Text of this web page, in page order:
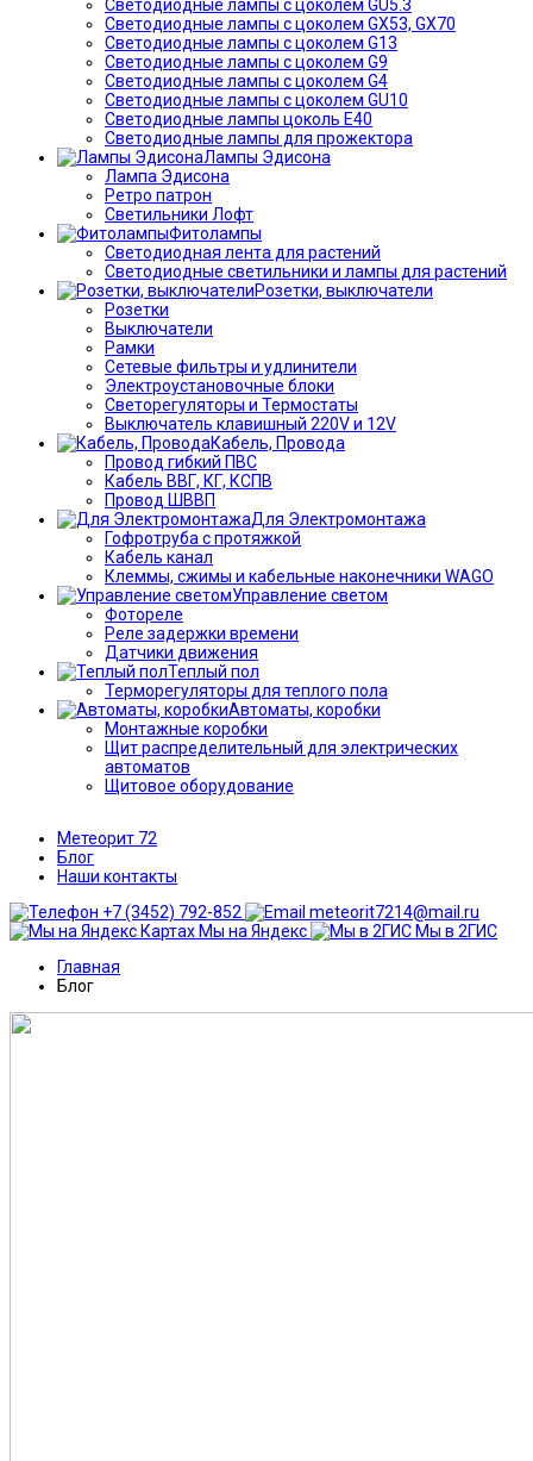
Светодиодные лампы с цоколем GU5.3
Светодиодные лампы с цоколем GX53, GX70
Светодиодные лампы с цоколем G13
Светодиодные лампы с цоколем G9
Светодиодные лампы с цоколем G4
Светодиодные лампы с цоколем GU10
Светодиодные лампы цоколь Е40
Светодиодные лампы для прожектора
Лампы Эдисона
Лампа Эдисона
Ретро патрон
Светильники Лофт
Фитолампы
Светодиодная лента для растений
Светодиодные светильники и лампы для растений
Розетки, выключатели
Розетки
Выключатели
Рамки
Сетевые фильтры и удлинители
Электроустановочные блоки
Светорегуляторы и Термостаты
Выключатель клавишный 220V и 12V
Кабель, Провода
Провод гибкий ПВС
Кабель ВВГ, КГ, КСПВ
Провод ШВВП
Для Электромонтажа
Гофротруба с протяжкой
Кабель канал
Клеммы, сжимы и кабельные наконечники WAGO
Управление светом
Фотореле
Реле задержки времени
Датчики движения
Теплый пол
Терморегуляторы для теплого пола
Автоматы, коробки
Монтажные коробки
Щит распределительный для электрических
автоматов
Щитовое оборудование
Метеорит 72
Блог
Наши контакты
+7 (3452) 792-852
meteorit7214@mail.ru
Мы на Яндекс
Мы в 2ГИС
Главная
Блог